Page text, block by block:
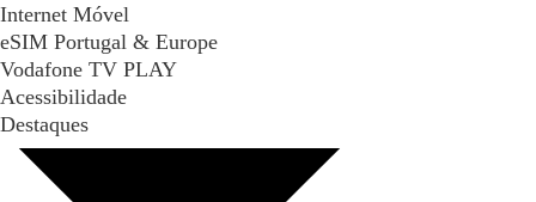
Internet Móvel
eSIM Portugal & Europe
Vodafone TV PLAY
Acessibilidade
Destaques